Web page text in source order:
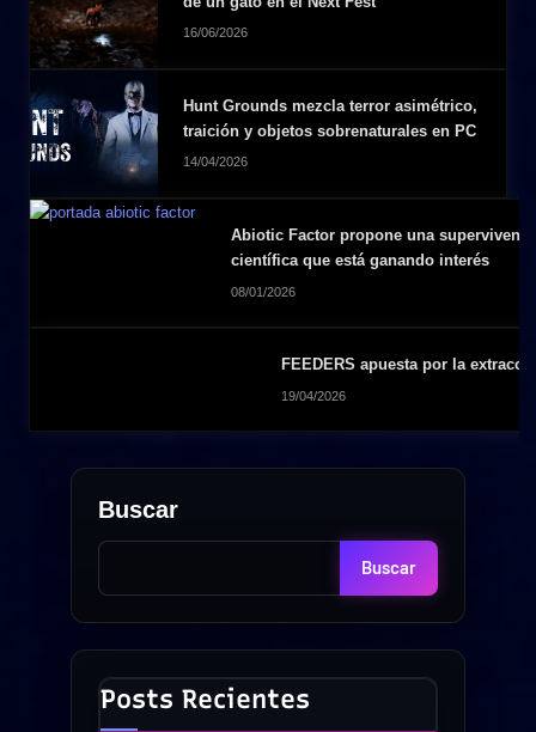
16/06/2026
Hunt Grounds mezcla terror asimétrico,
traición y objetos sobrenaturales en PC
14/04/2026
Abiotic Factor propone una
científica que está ganando interés
08/01/2026
FEEDERS apuesta por la
19/04/2026
Buscar
Buscar
Posts Recientes